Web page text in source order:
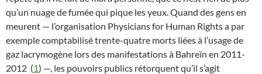
qu’un nuage de fumée qui pique les yeux. Quand des gens en
meurent — l’organisation Physicians for Human Rights a par
exemple comptabilisé trente-quatre morts liées à l’usage de
gaz lacrymogène lors des manifestations à Bahreïn en 2011-
2012 (1) —, les pouvoirs publics rétorquent qu’il s’agit